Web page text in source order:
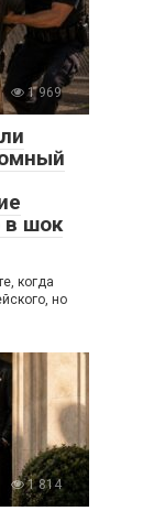
1 969
в шок
когда
но
1 814